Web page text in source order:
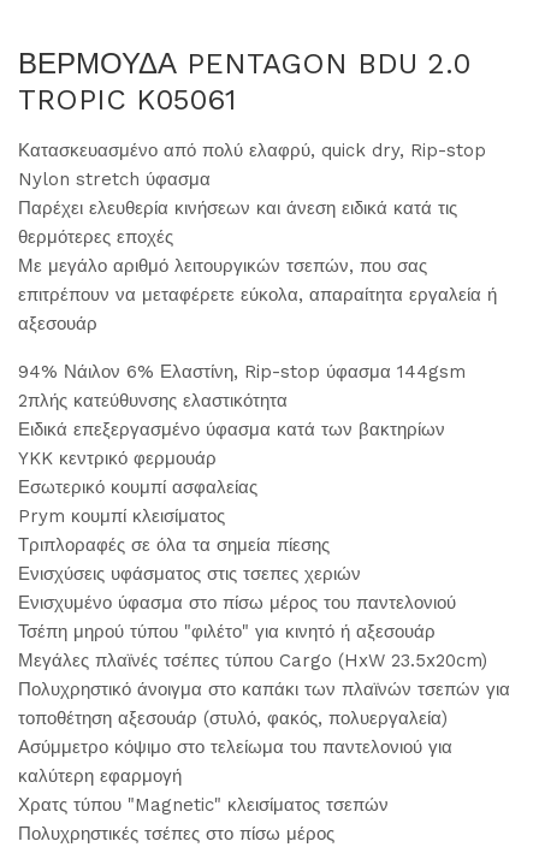
ΒΕΡΜΟΥΔΑ PENTAGON BDU 2.0
TROPIC K05061
Κατασκευασμένο από πολύ ελαφρύ, quick dry, Rip-stop
Nylon stretch ύφασμα
Παρέχει ελευθερία κινήσεων και άνεση ειδικά κατά τις
θερμότερες εποχές
Με μεγάλο αριθμό λειτουργικών τσεπών, που σας
επιτρέπουν να μεταφέρετε εύκολα, απαραίτητα εργαλεία ή
αξεσουάρ
94% Νάιλον 6% Ελαστίνη, Rip-stop ύφασμα 144gsm
2πλής κατεύθυνσης ελαστικότητα
Ειδικά επεξεργασμένο ύφασμα κατά των βακτηρίων
YKK κεντρικό φερμουάρ
Εσωτερικό κουμπί ασφαλείας
Prym κουμπί κλεισίματος
Τριπλοραφές σε όλα τα σημεία πίεσης
Ενισχύσεις υφάσματος στις τσεπες χεριών
Ενισχυμένο ύφασμα στο πίσω μέρος του παντελονιού
Τσέπη μηρού τύπου "φιλέτο" για κινητό ή αξεσουάρ
Μεγάλες πλαϊνές τσέπες τύπου Cargo (HxW 23.5x20cm)
Πολυχρηστικό άνοιγμα στο καπάκι των πλαϊνών τσεπών για
τοποθέτηση αξεσουάρ (στυλό, φακός, πολυεργαλεία)
Ασύμμετρο κόψιμο στο τελείωμα του παντελονιού για
καλύτερη εφαρμογή
Χρατς τύπου "Magnetic" κλεισίματος τσεπών
Πολυχρηστικές τσέπες στο πίσω μέρος